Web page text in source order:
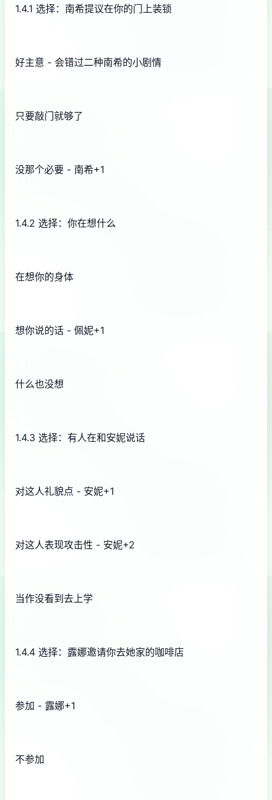
1.4.1 选择：南希提议在你的门上装锁
好主意 - 会错过二种南希的小剧情
只要敲门就够了
没那个必要 - 南希+1
1.4.2 选择：你在想什么
在想你的身体
想你说的话 - 佩妮+1
什么也没想
1.4.3 选择：有人在和安妮说话
对这人礼貌点 - 安妮+1
对这人表现攻击性 - 安妮+2
当作没看到去上学
1.4.4 选择：露娜邀请你去她家的咖啡店
参加 - 露娜+1
不参加